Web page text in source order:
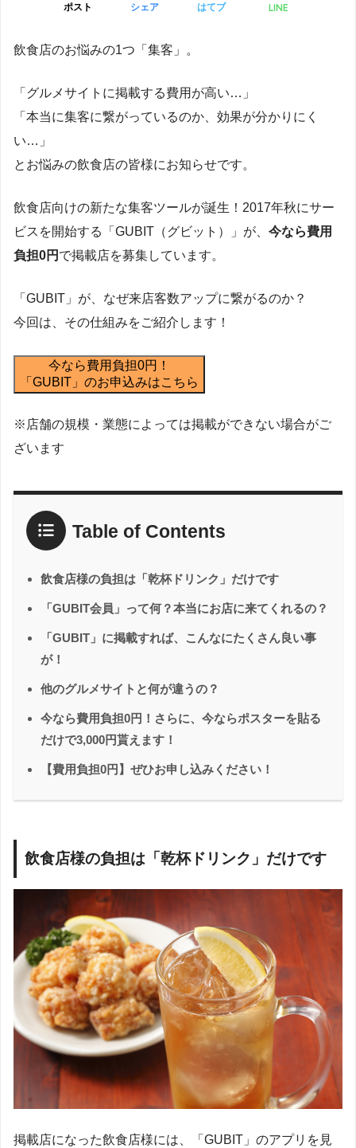
ポスト シェア はてブ LINE
飲食店のお悩みの1つ「集客」。
「グルメサイトに掲載する費用が高い…」
「本当に集客に繋がっているのか、効果が分かりにく
い…」
とお悩みの飲食店の皆様にお知らせです。
飲食店向けの新たな集客ツールが誕生！2017年秋にサー
ビスを開始する「GUBIT（グビット）」が、 今なら費用
負担0円 で掲載店を募集しています。
「GUBIT」が、なぜ来店客数アップに繋がるのか？
今回は、その仕組みをご紹介します！
今なら費用負担0円！
「GUBIT」のお申込みはこちら
※店舗の規模・業態によっては掲載ができない場合がご
ざいます
Table of Contents
飲食店様の負担は「乾杯ドリンク」だけです
「GUBIT会員」って何？本当にお店に来てくれるの？
「GUBIT」に掲載すれば、こんなにたくさん良い事
が！
他のグルメサイトと何が違うの？
今なら費用負担0円！さらに、今ならポスターを貼る
だけで3,000円貰えます！
【費用負担0円】ぜひお申し込みください！
飲食店様の負担は「乾杯ドリンク」だけです
掲載店になった飲食店様には、「GUBIT」のアプリを見